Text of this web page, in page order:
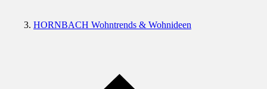
HORNBACH Wohntrends & Wohnideen